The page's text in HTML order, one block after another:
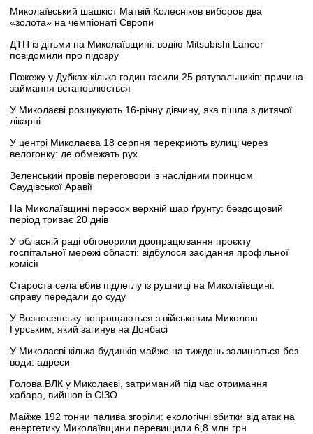
Миколаївський шашкіст Матвій Колесніков виборов два
«золота» на чемпіонаті Європи
ДТП із дітьми на Миколаївщині: водію Mitsubishi Lancer
повідомили про підозру
Пожежу у Дубках кілька годин гасили 25 рятувальників: причина
займання встановлюється
У Миколаєві розшукують 16-річну дівчину, яка пішла з дитячої
лікарні
У центрі Миколаєва 18 серпня перекриють вулиці через
велогонку: де обмежать рух
Зеленський провів переговори із наслідним принцом
Саудівської Аравії
На Миколаївщині пересох верхній шар ґрунту: бездощовий
період триває 20 днів
У обласній раді обговорили доопрацювання проєкту
госпітальної мережі області: відбулося засідання профільної
комісії
Староста села вбив підлеглу із рушниці на Миколаївщині:
справу передали до суду
У Вознесенську попрощаються з військовим Миколою
Гурським, який загинув на Донбасі
У Миколаєві кілька будинків майже на тиждень залишаться без
води: адреси
Голова ВЛК у Миколаєві, затриманий під час отримання
хабара, вийшов із СІЗО
Майже 192 тонни палива згоріли: екологічні збитки від атак на
енергетику Миколаївщини перевищили 6,8 млн грн